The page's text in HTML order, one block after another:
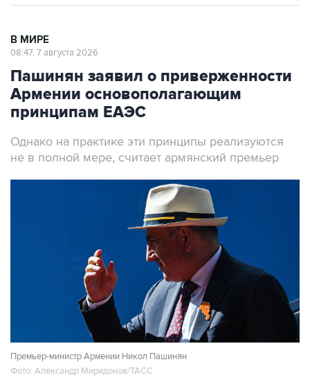
В МИРЕ
08:47, 7 августа 2026
Пашинян заявил о приверженности
Армении основополагающим
принципам ЕАЭС
Однако на практике эти принципы реализуются
не в полной мере, считает армянский премьер
Премьер-министр Армении Никол Пашинян
Фото: Александр Миридонов/ТАСС